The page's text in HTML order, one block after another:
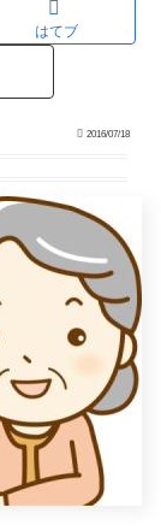
はてブ
2016/07/18